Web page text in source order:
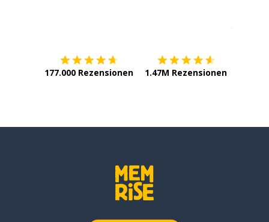
177.000 Rezensionen 1.47M Rezensionen